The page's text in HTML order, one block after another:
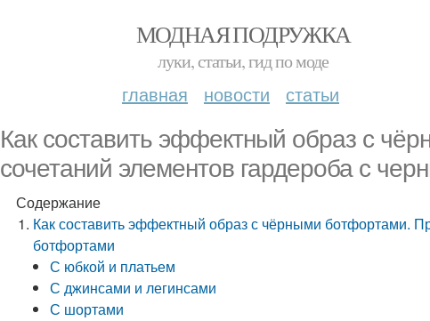
МОДНАЯ ПОДРУЖКА
луки, статьи, гид по моде
главная новости статьи
Как составить эффектный образ с
сочетаний элементов гардероба с
Содержание
Как составить эффектный образ с чёрными ботфортами.
ботфортами
С юбкой и платьем
С джинсами и легинсами
С шортами